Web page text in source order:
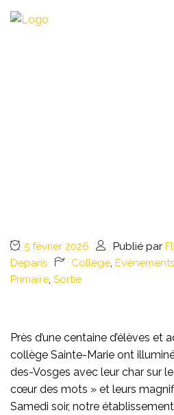
5 février 2026 Publié par
Deparis
Collège, Evénements
Primaire, Sortie
Près d’une centaine d’élèves et
collège Sainte-Marie ont
des-Vosges avec leur char sur
cœur des mots » et leurs
Samedi soir, notre